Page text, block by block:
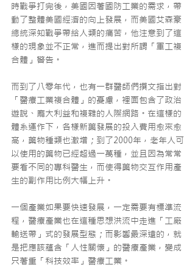
時戰爭打完後，美國因著國防工業的需求，帶
動了整體美國經濟的向上發展，而美國艾森豪
總統深知戰爭帶給人類的痛苦，他注意到了這
樣的現象並不正常，進而提出對所謂「軍工複
合體」警告。
而到了八零年代，也有一群醫師們撰文指出對
「醫療工業複合體」的憂慮，裡面包含了政治
遊說、龐大利益和複雜的人際網路。在這樣的
體系運作下，各樣新藥發展的投入費用愈來愈
高，藥物種類也激增；到了2000年，老年人可
以使用的藥物已經超過一萬種，並且因為常常
要看不同的專科醫生，而使得藥物交互作用產
生的副作用比例大幅上升。
一個產業如果要快速發展，一定需要有標準流
程，醫療產業也在這種思想洪流中走進「工廠
輸送帶」式的發展型態；而影響最深遠的，就
是把應該蘊含「人性關懷」的醫療產業，變成
只著重「科技效率」醫療工業。